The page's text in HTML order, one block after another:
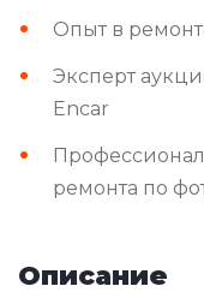
Опыт в
Эксперт
Encar
ремонта по
Описание